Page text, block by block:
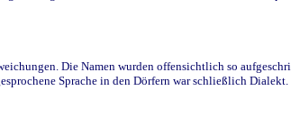
Die Namen wurden offensichtlich so
Sprache in den Dörfern war schließlich